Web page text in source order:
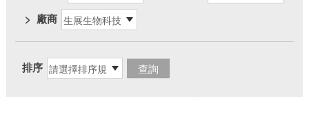
> 廠商
排序